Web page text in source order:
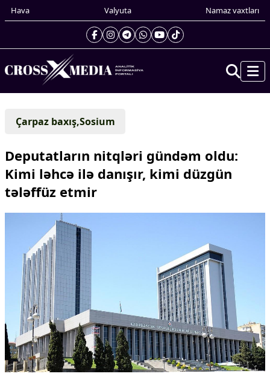
Hava Valyuta Namaz vaxtları
Gündəm
Xarici xəbərlər
Cənubi Qafqaz
Türk Dünyası
Avropa
Amerika
Asiya
Afrika
Çarpaz baxış
Təhlil
Siyasi
Geosiyasi
İqtisadi
Sosioloji
Araşdırma
Çarpaz baxış,Sosium
Deputatların nitqləri gündəm oldu:
Kimi ləhcə ilə danışır, kimi düzgün
tələffüz etmir